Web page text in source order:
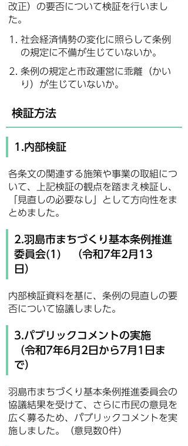
改正）の要否について検証を行いまし
た。
社会経済情勢の変化に照らして条例
の規定に不備が生じていないか。
条例の規定と市政運営に乖離（かい
り）が生じていないか。
検証方法
1.内部検証
各条文の関連する施策や事業の取組につ
いて、上記検証の観点を踏まえ検証し、
「見直しの必要なし」として方向性をま
とめました。
2.羽島市まちづくり基本条例推進
委員会(1) （令和7年2月13
日）
内部検証資料を基に、条例の見直しの要
否について協議しました。
3.パブリックコメントの実施
（令和7年6月2日から7月1日ま
で）
羽島市まちづくり基本条例推進委員会の
協議結果を受けて、さらに市民の意見を
広く募るため、パブリックコメントを実
施しました。（意見数0件）